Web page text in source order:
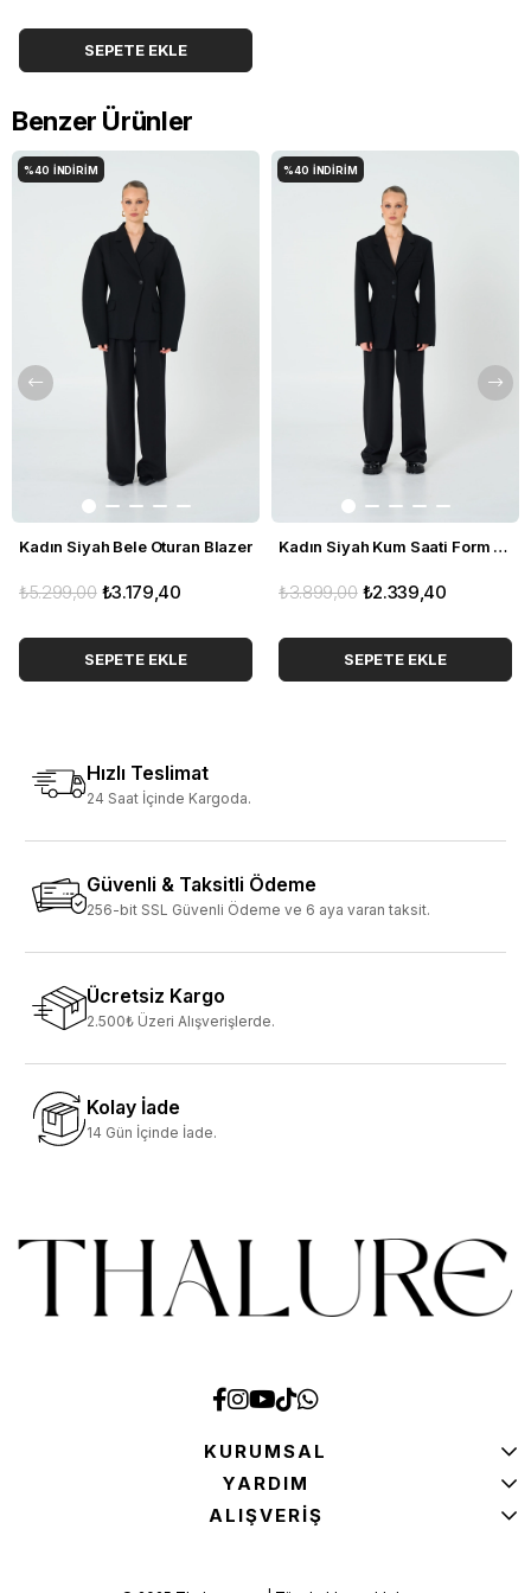
SEPETE EKLE
Benzer Ürünler
Kadın Siyah Bele Oturan Blazer
₺3.179,40
₺5.299,00
SEPETE EKLE
%40 İNDIRIM
Kadın Siyah Kum Saati Form Blazer
₺2.339,40
₺3.899,00
SEPETE EKLE
%40 İNDIRIM
Hızlı Teslimat
24 Saat İçinde Kargoda.
Güvenli & Taksitli Ödeme
256-bit SSL Güvenli Ödeme ve 6 aya varan taksit.
Ücretsiz Kargo
2.500₺ Üzeri Alışverişlerde.
Kolay İade
14 Gün İçinde İade.
KURUMSAL
YARDIM
ALIŞVERİŞ